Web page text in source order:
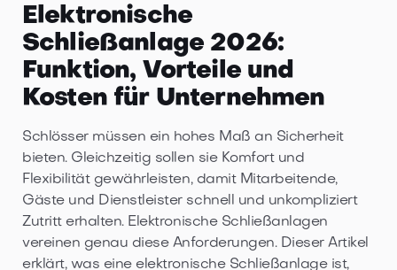
Elektronische
Schließanlage 2026:
Funktion, Vorteile und
Kosten für Unternehmen
Schlösser müssen ein hohes Maß an Sicherheit
bieten. Gleichzeitig sollen sie Komfort und
Flexibilität gewährleisten, damit Mitarbeitende,
Gäste und Dienstleister schnell und unkompliziert
Zutritt erhalten. Elektronische Schließanlagen
vereinen genau diese Anforderungen. Dieser Artikel
erklärt, was eine elektronische Schließanlage ist,